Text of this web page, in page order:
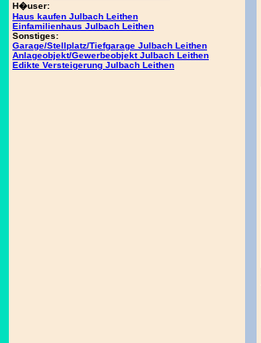
H�user:
Haus kaufen Julbach Leithen
Einfamilienhaus Julbach Leithen
Sonstiges:
Garage/Stellplatz/Tiefgarage Julbach Leithen
Anlageobjekt/Gewerbeobjekt Julbach Leithen
Edikte Versteigerung Julbach Leithen